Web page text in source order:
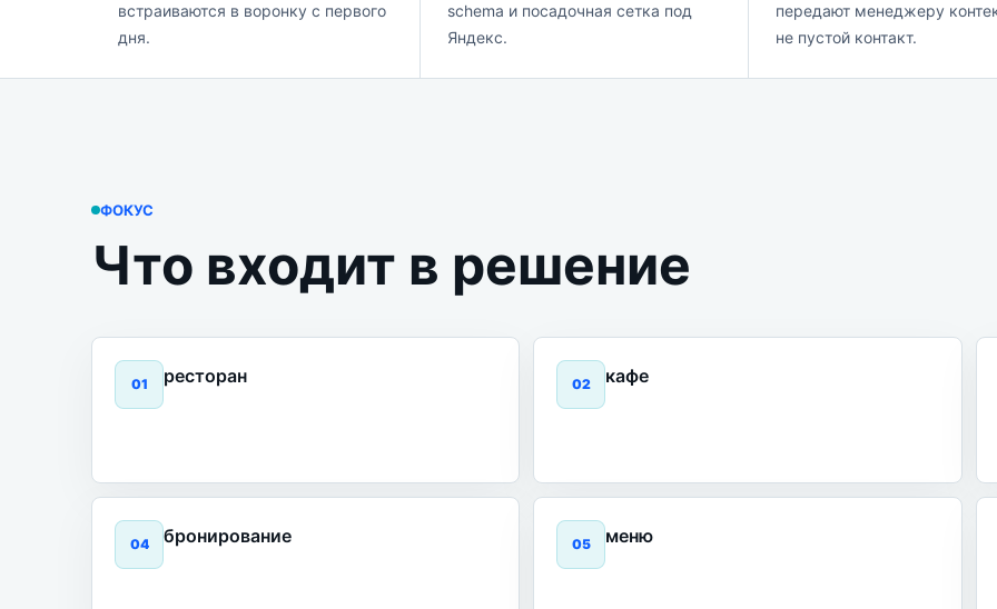
встраиваются в воронку с первого
дня.
schema и посадочная сетка под
Яндекс.
передают менеджеру
не пустой контакт.
ФОКУС
Что входит в решение
01 ресторан 02 кафе
04 бронирование 05 меню